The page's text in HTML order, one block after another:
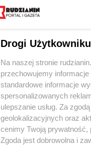
REKLAMA
Drogi
Na naszej stronie
przechowujemy
standardowe informacje
spersonalizowanych
ulepszanie usług. Za
geolokalizacyjnych oraz
cenimy Twoją prywatność,
Zgoda jest dobrowolna i